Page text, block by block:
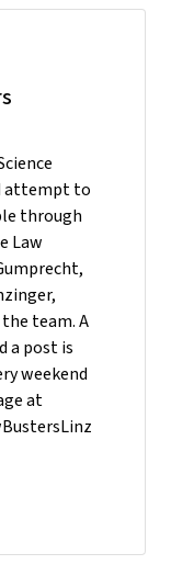
attempt to
through
Law
team. A
a post is
weekend
at